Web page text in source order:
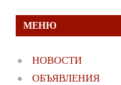
МЕНЮ
НОВОСТИ
ОБЪЯВЛЕНИЯ